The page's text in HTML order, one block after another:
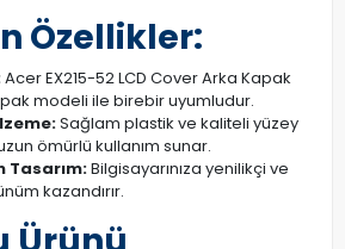
Özellikler:
Acer EX215-52 LCD Cover Arka Kapak
modeli ile birebir uyumludur.
Sağlam plastik ve kaliteli yüzey
ömürlü kullanım sunar.
Tasarım:Bilgisayarınıza yenilikçi ve
kazandırır.